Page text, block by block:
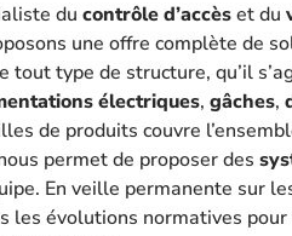
du contrôle d’accèset du
une offre complète de
tout type de structure, qu’il
électriques, gâches,
de produits couvre
permet de proposer des
En veille permanente sur
les évolutions normatives